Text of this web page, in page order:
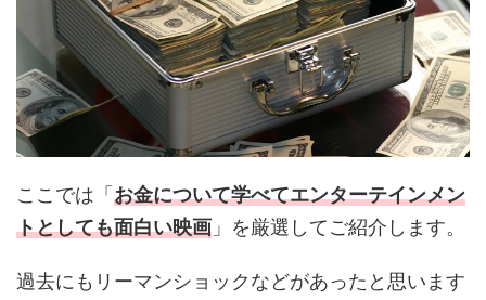
ここでは「お金について学べてエンターテインメン
トとしても面白い映画 」を厳選してご紹介します。
過去にもリーマンショックなどがあったと思います